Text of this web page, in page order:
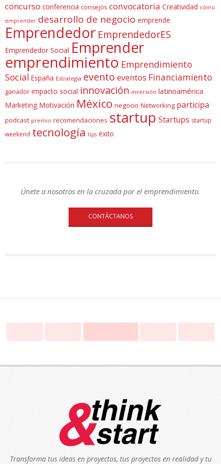
concurso conferencia consejos convocatoria Creatividad cómo
emprender desarrollo de negocio emprende
Emprendedor EmprendedorES
Emprendedor Social Emprender
emprendimiento Emprendimiento
Social España Estrategia evento eventos Financiamiento
ganador impacto social innovación inversión latinoamérica
Marketing Motivación México negocio Networking participa
podcast premio recomendaciones startup Startups startup
weekend tecnología tips éxito
Únete a nosotros en la cruzada por el emprendimiento.
CONTÁCTANOS
Transforma tus ideas en proyectos, tus proyectos en realidad y tu